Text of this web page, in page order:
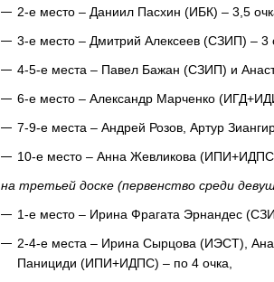
2-е место – Даниил Пасхин (ИБК) – 3,5
3-е место – Дмитрий Алексеев (СЗИП) – 3
4-5-е места – Павел Бажан (СЗИП) и
6-е место – Александр Марченко
7-9-е места – Андрей Розов, Артур
10-е место – Анна Жевликова
на третьей доске (первенство среди
1-е место – Ирина Фрагата Эрнандес
2-4-е места – Ирина Сырцова (ИЭСТ),
Панициди (ИПИ+ИДПС) – по 4 очка,